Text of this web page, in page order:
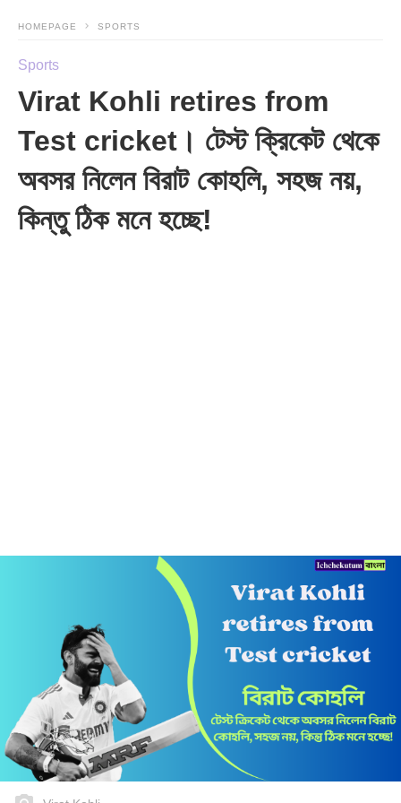
HOMEPAGE SPORTS
Sports
Virat Kohli retires from
Test cricket। টেস্ট ক্রিকেট থেকে
অবসর নিলেন বিরাট কোহলি, সহজ নয়,
কিন্তু ঠিক মনে হচ্ছে!